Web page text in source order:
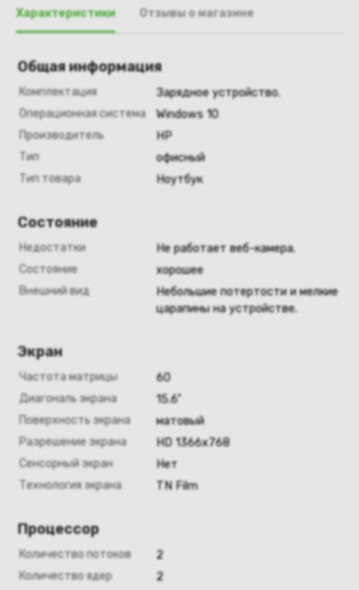
Характеристики Отзывы о магазине
Общая информация
Комплектация
Зарядное устройство.
Операционная система
Windows 10
Производитель
HP
Тип
офисный
Тип товара
Ноутбук
Состояние
Недостатки
Не работает веб-камера.
Состояние
хорошее
Внешний вид
Небольшие потертости и мелкие
царапины на устройстве.
Экран
Частота матрицы
60
Диагональ экрана
15.6"
Поверхность экрана
матовый
Разрешение экрана
HD 1366х768
Сенсорный экран
Нет
Технология экрана
TN Film
Процессор
Количество потоков
2
Количество ядер
2